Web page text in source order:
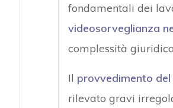
fondamentali dei
videosorveglianza
complessità
Il provvedimento
rilevato gravi